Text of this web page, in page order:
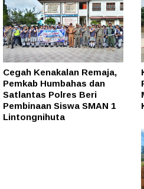
Cegah Kenakalan Remaja,
Pemkab Humbahas dan
Satlantas Polres Beri
Pembinaan Siswa SMAN 1
Lintongnihuta